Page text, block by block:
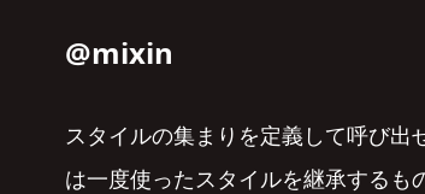
@mixin
スタイルの集まりを定義して呼び
は一度使ったスタイルを継承する